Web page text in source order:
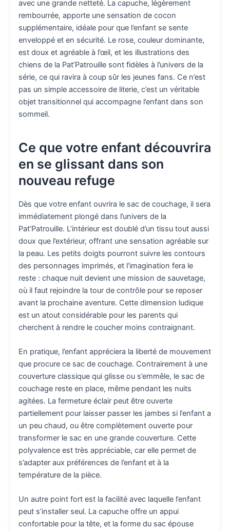
avec une grande netteté. La capuche, légèrement
rembourrée, apporte une sensation de cocon
supplémentaire, idéale pour que l’enfant se sente
enveloppé et en sécurité. Le rose, couleur dominante,
est doux et agréable à l’œil, et les illustrations des
chiens de la Pat’Patrouille sont fidèles à l’univers de la
série, ce qui ravira à coup sûr les jeunes fans. Ce n’est
pas un simple accessoire de literie, c’est un véritable
objet transitionnel qui accompagne l’enfant dans son
sommeil.
Ce que votre enfant découvrira
en se glissant dans son
nouveau refuge
Dès que votre enfant ouvrira le sac de couchage, il sera
immédiatement plongé dans l’univers de la
Pat’Patrouille. L’intérieur est doublé d’un tissu tout aussi
doux que l’extérieur, offrant une sensation agréable sur
la peau. Les petits doigts pourront suivre les contours
des personnages imprimés, et l’imagination fera le
reste : chaque nuit devient une mission de sauvetage,
où il faut rejoindre la tour de contrôle pour se reposer
avant la prochaine aventure. Cette dimension ludique
est un atout considérable pour les parents qui
cherchent à rendre le coucher moins contraignant.
En pratique, l’enfant appréciera la liberté de mouvement
que procure ce sac de couchage. Contrairement à une
couverture classique qui glisse ou s’emmêle, le sac de
couchage reste en place, même pendant les nuits
agitées. La fermeture éclair peut être ouverte
partiellement pour laisser passer les jambes si l’enfant a
un peu chaud, ou être complètement ouverte pour
transformer le sac en une grande couverture. Cette
polyvalence est très appréciable, car elle permet de
s’adapter aux préférences de l’enfant et à la
température de la pièce.
Un autre point fort est la facilité avec laquelle l’enfant
peut s’installer seul. La capuche offre un appui
confortable pour la tête, et la forme du sac épouse